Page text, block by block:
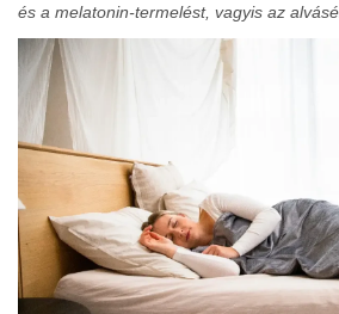
és a melatonin-termelést, vagyis az